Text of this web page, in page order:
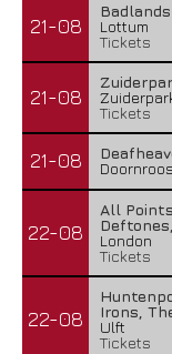
21-08
Lottum
Tickets
21-08
Tickets
21-08
22-08
All
London
Tickets
22-08
Irons,
Ulft
Tickets